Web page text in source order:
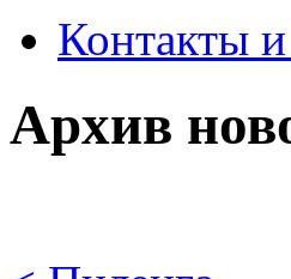
Контакты
Архив